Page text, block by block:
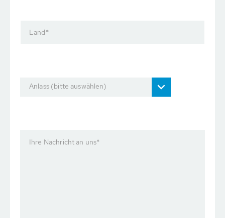
Land*
Anlass (bitte auswählen)
Ihre Nachricht an uns*